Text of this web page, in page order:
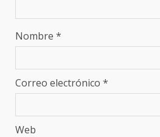
Nombre *
Correo electrónico *
Web